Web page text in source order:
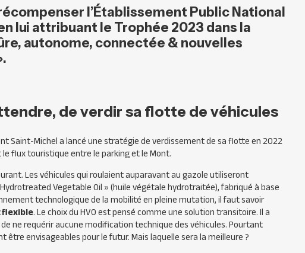
l’Établissement Public National
lui attribuant le Trophée 2023 dans la
autonome, connectée & nouvelles
de verdir sa flotte de véhicules
Saint-Michel a lancé une stratégie de verdissement de sa flotte en 2022
flux touristique entre le parking et le Mont.
Les véhicules qui roulaient auparavant au gazole utiliseront
Vegetable Oil » (huile végétale hydrotraitée), fabriqué à base
technologique de la mobilité en pleine mutation, il faut savoir
. Le choix du HVO est pensé comme une solution transitoire. Il a
ne requérir aucune modification technique des véhicules. Pourtant
être envisageables pour le futur. Mais laquelle sera la meilleure ?